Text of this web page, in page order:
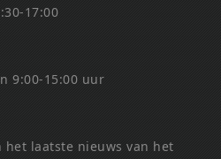
17:00
9:00-15:00 uur
het laatste nieuws van het